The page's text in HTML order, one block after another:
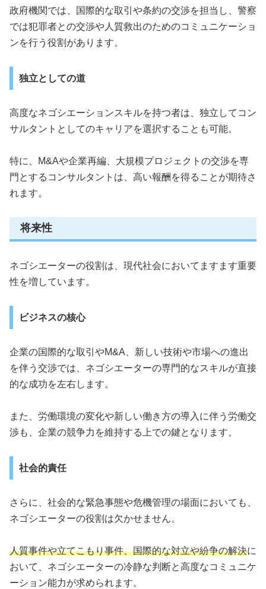
政府機関では、国際的な取引や条約の交渉を担当し、警察
では犯罪者との交渉や人質救出のためのコミュニケーショ
ンを行う役割があります。
独立としての道
高度なネゴシエーションスキルを持つ者は、独立してコン
サルタントとしてのキャリアを選択することも可能。
特に、M&Aや企業再編、大規模プロジェクトの交渉を専
門とするコンサルタントは、高い報酬を得ることが期待さ
れます。
将来性
ネゴシエーターの役割は、現代社会においてますます重要
性を増しています。
ビジネスの核心
企業の国際的な取引やM&A、新しい技術や市場への進出
を伴う交渉では、ネゴシエーターの専門的なスキルが直接
的な成功を左右します。
また、労働環境の変化や新しい働き方の導入に伴う労働交
渉も、企業の競争力を維持する上での鍵となります。
社会的責任
さらに、社会的な緊急事態や危機管理の場面においても、
ネゴシエーターの役割は欠かせません。
人質事件や立てこもり事件、国際的な対立や紛争の解決に
おいて、ネゴシエーターの冷静な判断と高度なコミュニケ
ーション能力が求められます。